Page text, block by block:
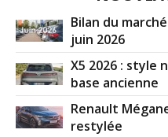
Bilan du
juin 2026
X5 2026 : style
base ancienne
Renault
restylée